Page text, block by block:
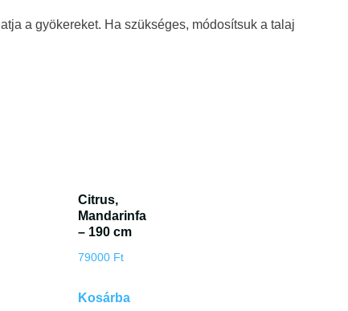
a gyökereket. Ha szükséges, módosítsuk a talaj
Citrus,
Mandarinfa
– 190 cm
79000 Ft
Kosárba